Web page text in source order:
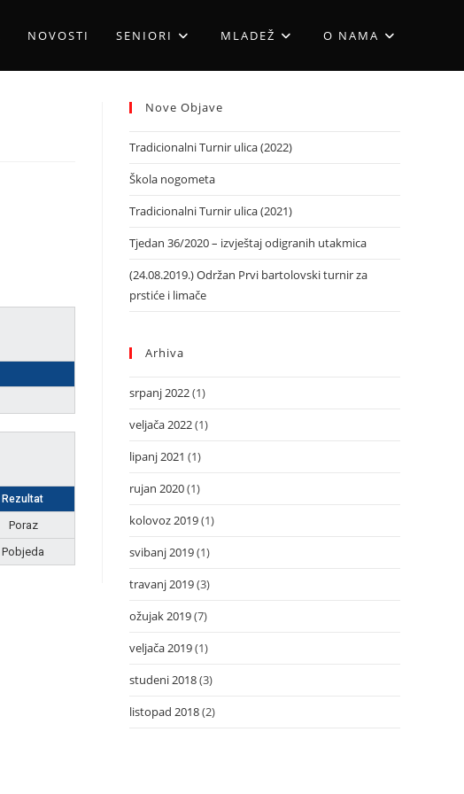
NOVOSTI SENIORI MLADEŽ O NAMA
Rezultat
Poraz
Pobjeda
Nove Objave
Tradicionalni Turnir ulica (2022)
Škola nogometa
Tradicionalni Turnir ulica (2021)
Tjedan 36/2020 – izvještaj odigranih utakmica
(24.08.2019.) Održan Prvi bartolovski turnir za
prstiće i limače
Arhiva
srpanj 2022(1)
veljača 2022(1)
lipanj 2021 (1)
rujan 2020(1)
kolovoz 2019(1)
svibanj 2019(1)
travanj 2019(3)
ožujak 2019(7)
veljača 2019(1)
studeni 2018(3)
listopad 2018(2)